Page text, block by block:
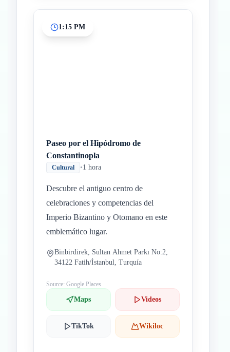
1:15 PM
Paseo por el Hipódromo de
Constantinopla
Cultural •1 hora
Descubre el antiguo centro de
celebraciones y competencias del
Imperio Bizantino y Otomano en este
emblemático lugar.
Binbirdirek, Sultan Ahmet Parkı No:2,
34122 Fatih/İstanbul, Turquía
Source: Google Places
Maps Videos
TikTok Wikiloc